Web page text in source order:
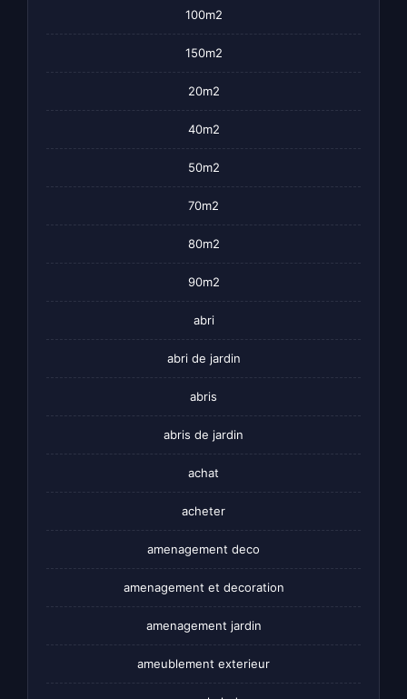
100m2
150m2
20m2
40m2
50m2
70m2
80m2
90m2
abri
abri de jardin
abris
abris de jardin
achat
acheter
amenagement deco
amenagement et decoration
amenagement jardin
ameublement exterieur